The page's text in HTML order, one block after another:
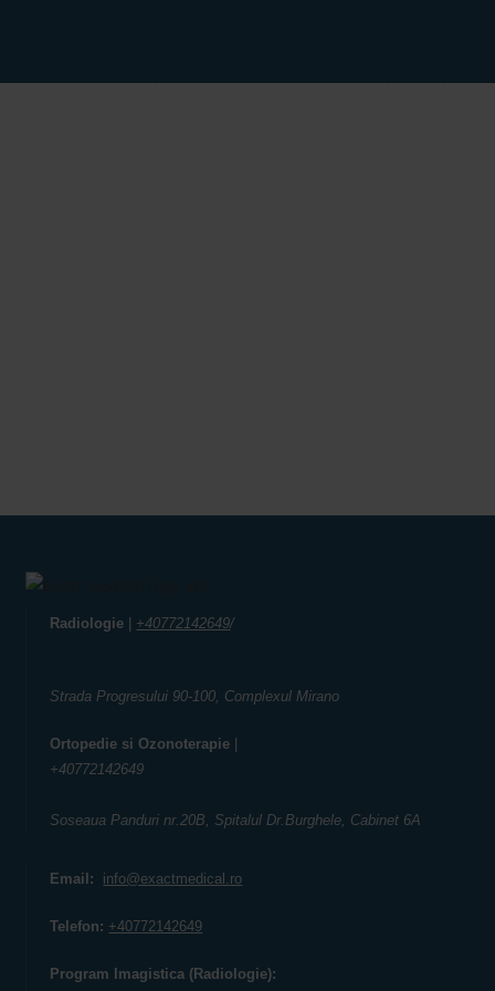
Radiologie +40772142649/
Strada Progresului 90-100, Complexul Mirano
Ortopedie si Ozonoterapie
+40772142649
Soseaua Panduri nr.20B, Spitalul Dr.Burghele, Cabinet 6A
Email: info@exactmedical.ro
Telefon: +40772142649
Program Imagistica (Radiologie):